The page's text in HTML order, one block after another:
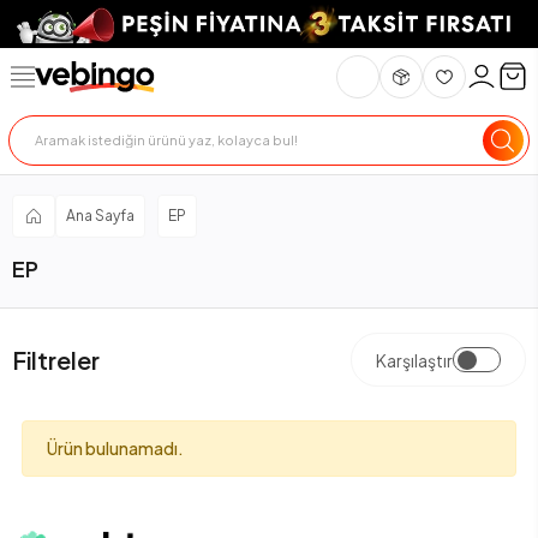
Ana Sayfa EP
EP
Filtreler Karşılaştır
Ürün bulunamadı.